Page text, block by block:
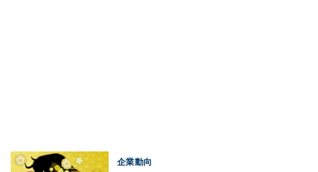
企業動向